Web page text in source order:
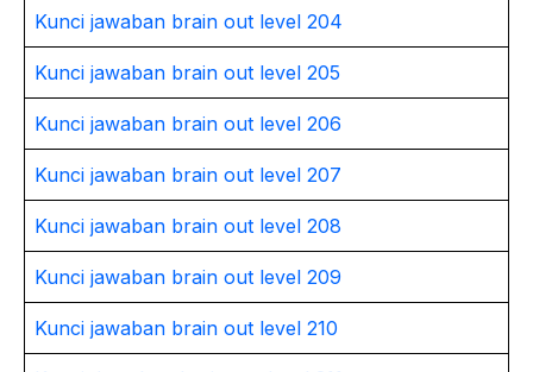
Kunci jawaban brain out level 204
Kunci jawaban brain out level 205
Kunci jawaban brain out level 206
Kunci jawaban brain out level 207
Kunci jawaban brain out level 208
Kunci jawaban brain out level 209
Kunci jawaban brain out level 210